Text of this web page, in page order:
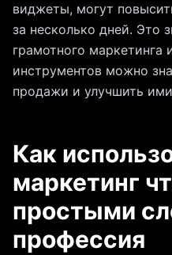
виджеты, могут
за несколько дней. Это
грамотного маркетинга
инструментов можно
продажи и улучшить
Как
маркетинг
простыми
профессия